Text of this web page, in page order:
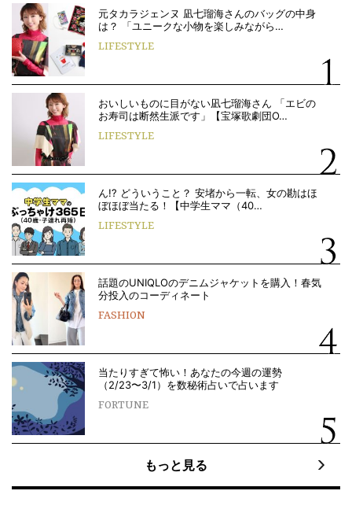
元タカラジェンヌ 凪七瑠海さんのバッグの中身
は？ 「ユニークな小物を楽しみながら…
LIFESTYLE
おいしいものに目がない凪七瑠海さん 「エビの
お寿司は断然生派です」【宝塚歌劇団O…
LIFESTYLE
ん!? どういうこと？ 安堵から一転、女の勘はほ
ぼほぼ当たる！【中学生ママ（40…
LIFESTYLE
話題のUNIQLOのデニムジャケットを購入！春気
分投入のコーディネート
FASHION
当たりすぎて怖い！あなたの今週の運勢
（2/23〜3/1）を数秘術占いで占います
FORTUNE
もっと見る